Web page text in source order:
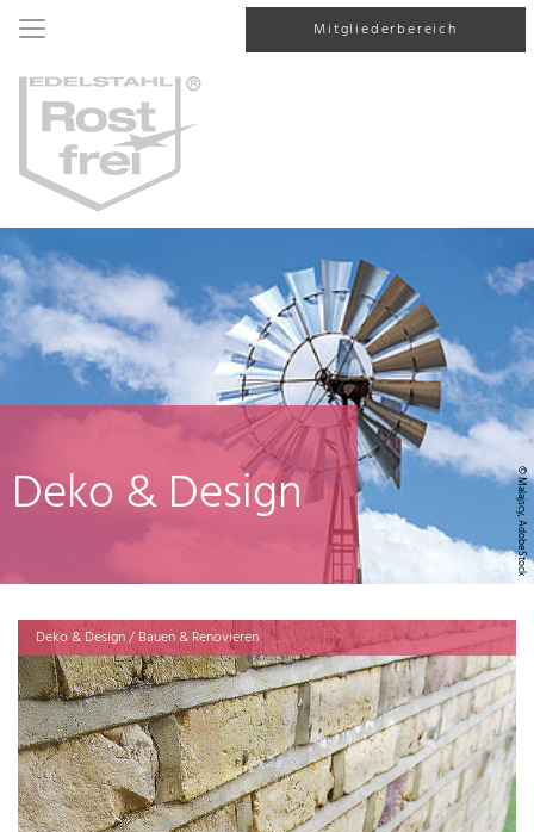
Mitgliederbereich
© Malajscy, AdobeStock
Deko & Design
Deko & Design / Bauen & Renovieren